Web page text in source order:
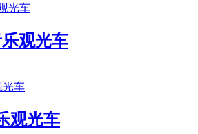
观光车
观光车